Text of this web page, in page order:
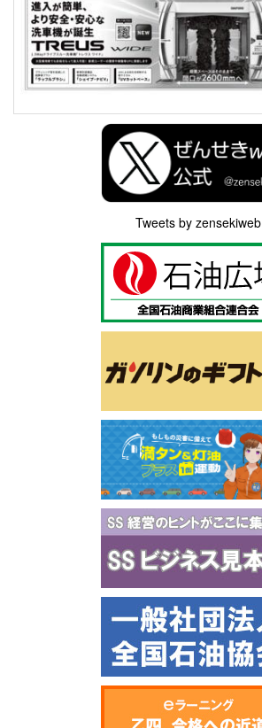
Tweets by zensekiweb